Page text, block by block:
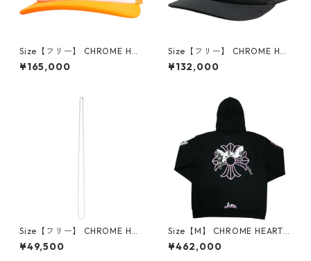
Size【フリー】 CHROME HEA
RTS クロム・ハーツ TRUCKE
R CAP NEW 3 CEM CRS ORA
¥165,000
Size【フリー】 CHROME HEA
RTS クロム・ハーツ HONOLU
LU TRUCKER CAP BLACK ホ
¥132,000
Size【フリー】 CHROME HEA
RTS クロム・ハーツ BALL CH
AIN 30I SILVER ネックレスチ
¥49,500
Size【M】 CHROME HEARTS
クロム・ハーツ DEADLY DOL
L PULLOVER HOODIE BLACK
¥462,000